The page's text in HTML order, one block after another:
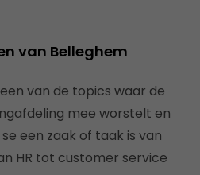
van Belleghem
van de topics waar de
mee worstelt en
een zaak of taak is van
HR tot customer service